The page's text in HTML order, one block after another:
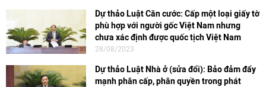
Dự thảo Luật Căn cước: Cấp một loại giấy tờ
phù hợp với người gốc Việt Nam nhưng
chưa xác định được quốc tịch Việt Nam
28/08/2023
Dự thảo Luật Nhà ở (sửa đổi): Bảo đảm đẩy
mạnh phân cấp, phân quyền trong phát